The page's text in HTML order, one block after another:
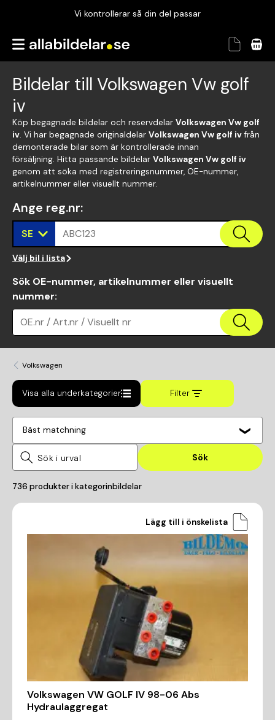
Vi kontrollerar så din del passar
Garanterad passform
Vi kontrollerar så din del passar
Bildelar till Volkswagen Vw golf
iv
Köp begagnade bildelar och reservdelar Volkswagen Vw golf
iv. Vi har begagnade originaldelar Volkswagen Vw golf ivfrån
demonterade bilar som är kontrollerade innan
försäljning. Hitta passande bildelar Volkswagen Vw golf iv
genom att söka med registreringsnummer, OE-nummer,
artikelnummer eller visuellt nummer.
Ange reg.nr:
SE ABC123
Välj bil i lista
Sök OE-nummer, artikelnummer eller visuellt
nummer:
OE.nr / Art.nr / Visuellt nr
Volkswagen
Visa alla underkategorier Filter
Bäst matchning
Sök
736 produkter i kategorinbildelar
Lägg till i önskelista
Volkswagen VW GOLF IV 98-06 Abs
Hydraulaggregat